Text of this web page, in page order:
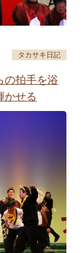
タカサキ日記
の拍手を浴
かせる